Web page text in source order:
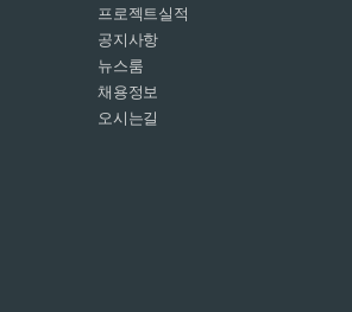
프로젝트실적
공지사항
뉴스룸
채용정보
오시는길